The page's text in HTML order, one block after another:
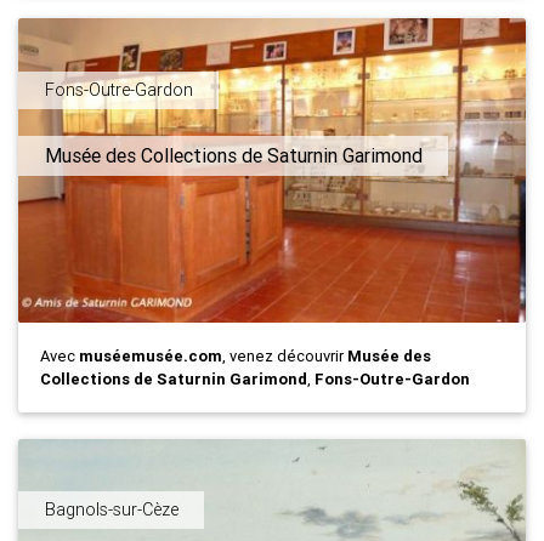
Fons-Outre-Gardon
Musée des Collections de Saturnin Garimond
Avec muséemusée.com, venez découvrirMusée des
Collections de Saturnin Garimond, Fons-Outre-Gardon
Bagnols-sur-Cèze